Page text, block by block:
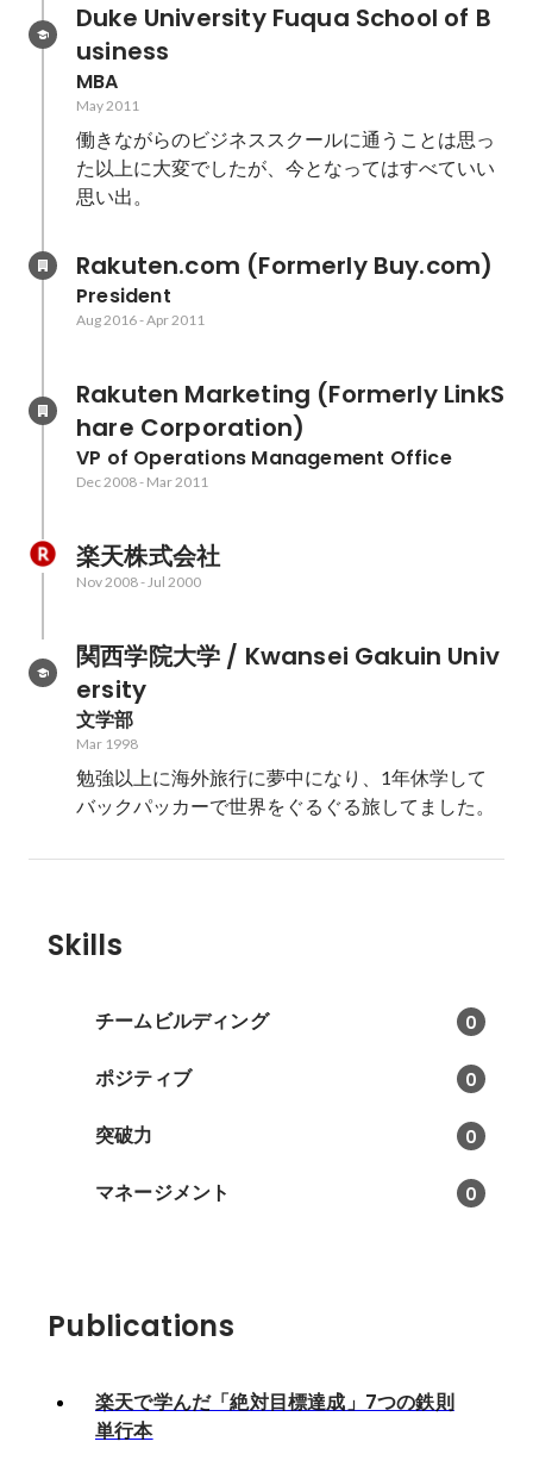
Duke University Fuqua School of B
usiness
MBA
May 2011
働きながらのビジネススクールに通うことは思っ
た以上に大変でしたが、今となってはすべていい
思い出。
Rakuten.com (Formerly Buy.com)
President
Aug 2016-Apr 2011
Rakuten Marketing (Formerly LinkS
hare Corporation)
VP of Operations Management Office
Dec 2008- Mar 2011
楽天株式会社
Nov 2008-Jul 2000
関西学院大学 / Kwansei Gakuin Univ
ersity
文学部
Mar 1998
勉強以上に海外旅行に夢中になり、1年休学して
バックパッカーで世界をぐるぐる旅してました。
Skills
チームビルディング 0
ポジティブ 0
突破力 0
マネージメント 0
Publications
楽天で学んだ「絶対目標達成」7つの鉄則
単行本